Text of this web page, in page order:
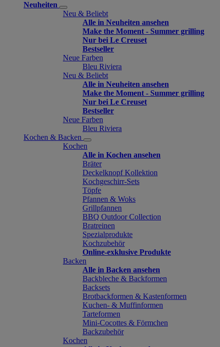
Neuheiten
Neu & Beliebt
Alle in Neuheiten ansehen
Make the Moment - Summer grilling
Nur bei Le Creuset
Bestseller
Neue Farben
Bleu Riviera
Neu & Beliebt
Alle in Neuheiten ansehen
Make the Moment - Summer grilling
Nur bei Le Creuset
Bestseller
Neue Farben
Bleu Riviera
Kochen & Backen
Kochen
Alle in Kochen ansehen
Bräter
Deckelknopf Kollektion
Kochgeschirr-Sets
Töpfe
Pfannen & Woks
Grillpfannen
BBQ Outdoor Collection
Bratreinen
Spezialprodukte
Kochzubehör
Online-exklusive Produkte
Backen
Alle in Backen ansehen
Backbleche & Backformen
Backsets
Brotbackformen & Kastenformen
Kuchen- & Muffinformen
Tarteformen
Mini-Cocottes & Förmchen
Backzubehör
Kochen